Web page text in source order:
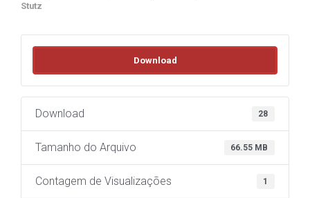
Stutz
Download
Download 28
Tamanho do Arquivo 66.55 MB
Contagem de Visualizações 1